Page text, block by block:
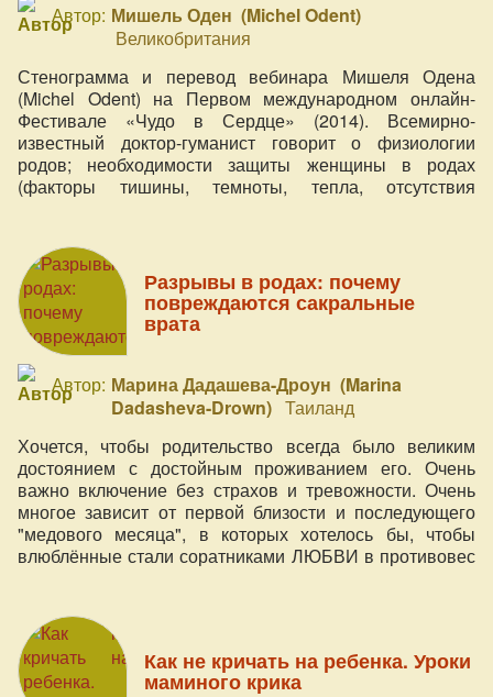
Автор: Мишель Оден (Michel Odent)
Великобритания
Стенограмма и перевод вебинара Мишеля Одена
(Michel Odent) на Первом международном онлайн-
Фестивале «Чудо в Сердце» (2014). Всемирно-
известный доктор-гуманист говорит о физиологии
родов; необходимости защиты женщины в родах
(факторы тишины, темноты, тепла, отсутствия
страны имеют лучшие условия для родов и где меньше
всего официальных препятствий.
Разрывы в родах: почему
повреждаются сакральные
врата
Автор: Марина Дадашева-Дроун (Marina
Dadasheva-Drown) Таиланд
Хочется, чтобы родительство всегда было великим
достоянием с достойным проживанием его. Очень
важно включение без страхов и тревожности. Очень
многое зависит от первой близости и последующего
"медового месяца", в которых хотелось бы, чтобы
влюблённые стали соратниками ЛЮБВИ в противовес
родить ребёнка счастливо и без проблем? Как и когда
девушке исследовать свои "сакральные врата" и
сохранять целостность своей Йони (промежности)?
Как не кричать на ребенка. Уроки
маминого крика